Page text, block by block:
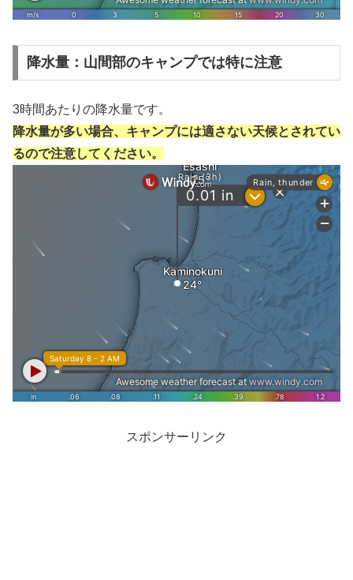
降水量：山間部のキャンプでは特に注意
3時間あたりの降水量です。
降水量が多い場合、キャンプには適さない天候とされてい
るので注意してください。
スポンサーリンク